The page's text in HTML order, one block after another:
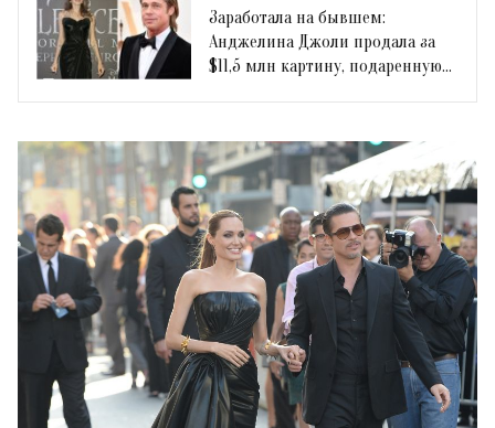
Заработала на бывшем:
Анджелина Джоли продала за
$11,5 млн картину, подаренную